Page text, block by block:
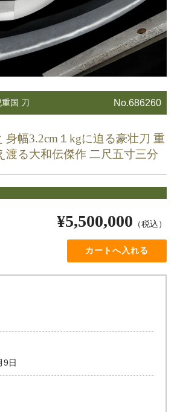
重国 刀 No.686260
身幅3.2cm１kgに迫る豪壮刀 重
渡る大和伝傑作 二尺五寸三分
¥5,500,000 （税込）
9日